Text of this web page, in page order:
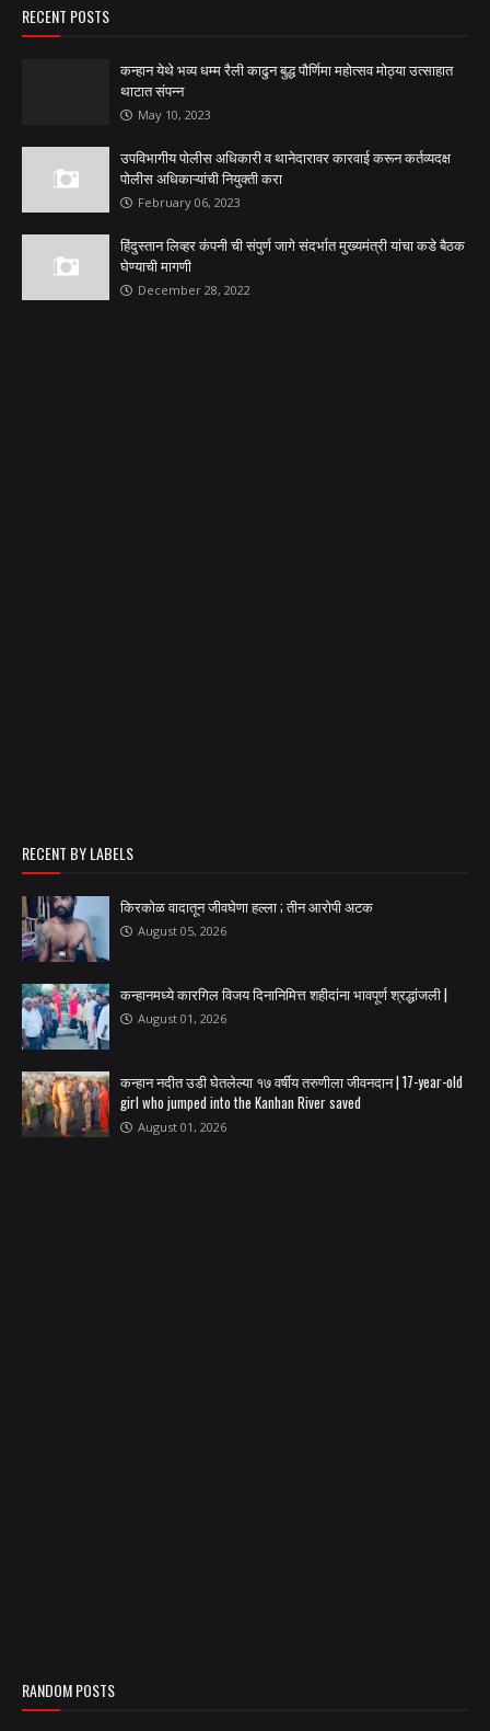
RECENT POSTS
कन्हान येथे भव्य धम्म रैली काढुन बुद्ध पौर्णिमा महोत्सव मोठ्या उत्साहात
थाटात संपन्न
May 10, 2023
उपविभागीय पोलीस अधिकारी व थानेदारावर कारवाई करून कर्तव्यदक्ष
पोलीस अधिकाऱ्यांची नियुक्ती करा
February 06, 2023
हिंदुस्तान लिव्हर कंपनी ची संपुर्ण जागे संदर्भात मुख्यमंत्री यांचा कडे बैठक
घेण्याची मागणी
December 28, 2022
RECENT BY LABELS
किरकोळ वादातून जीवघेणा हल्ला ; तीन आरोपी अटक
August 05, 2026
कन्हानमध्ये कारगिल विजय दिनानिमित्त शहीदांना भावपूर्ण श्रद्धांजली |
August 01, 2026
कन्हान नदीत उडी घेतलेल्या १७ वर्षीय तरुणीला जीवनदान | 17-year-old
girl who jumped into the Kanhan River saved
August 01, 2026
RANDOM POSTS